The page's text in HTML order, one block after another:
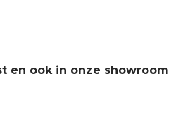
en ook in onze